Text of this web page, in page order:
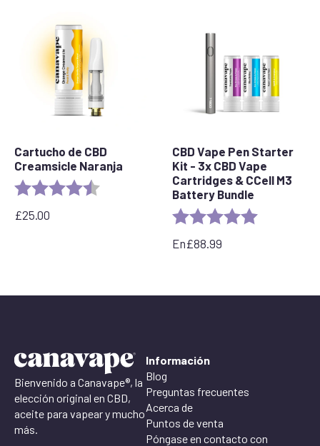
Cartucho de CBD
Creamsicle Naranja
Rating: 4.2 out of 5 stars
£25.00
CBD Vape Pen Starter
Kit - 3x CBD Vape
Cartridges & CCell M3
Battery Bundle
Rating: 5.0 out of 5
En£88.99
Bienvenido a Canavape®, la
elección original en CBD,
aceite para vapear y mucho
más.
Información
Blog
Preguntas frecuentes
Acerca de
Puntos de venta
Póngase en contacto con